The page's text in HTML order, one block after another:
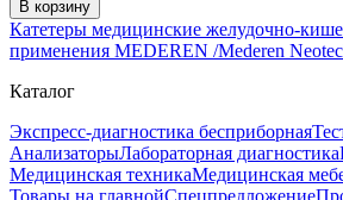
В корзину
Катетеры медицинские желудочно-
применения MEDEREN /Mederen
Каталог
Экспресс-диагностика бесприборная
АнализаторыЛабораторная диагностика
Медицинская техникаМедицинская
Товары на главнойСпецпредложение